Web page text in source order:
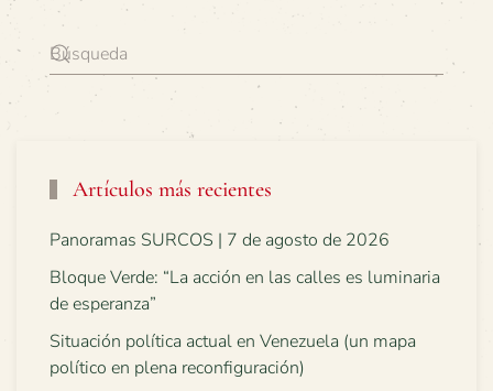
Artículos más recientes
Panoramas SURCOS | 7 de agosto de 2026
Bloque Verde: “La acción en las calles es luminaria
de esperanza”
Situación política actual en Venezuela (un mapa
político en plena reconfiguración)